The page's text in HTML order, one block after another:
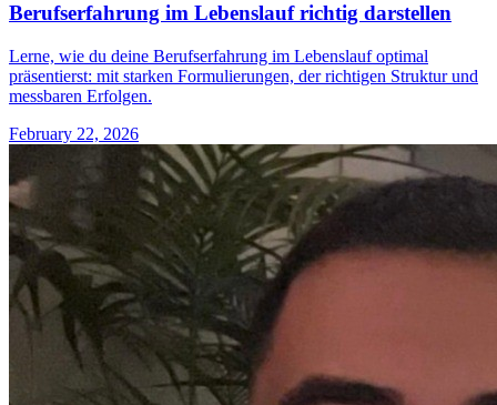
Berufserfahrung im Lebenslauf richtig darstellen
Lerne, wie du deine Berufserfahrung im Lebenslauf optimal
präsentierst: mit starken Formulierungen, der richtigen Struktur und
messbaren Erfolgen.
February 22, 2026